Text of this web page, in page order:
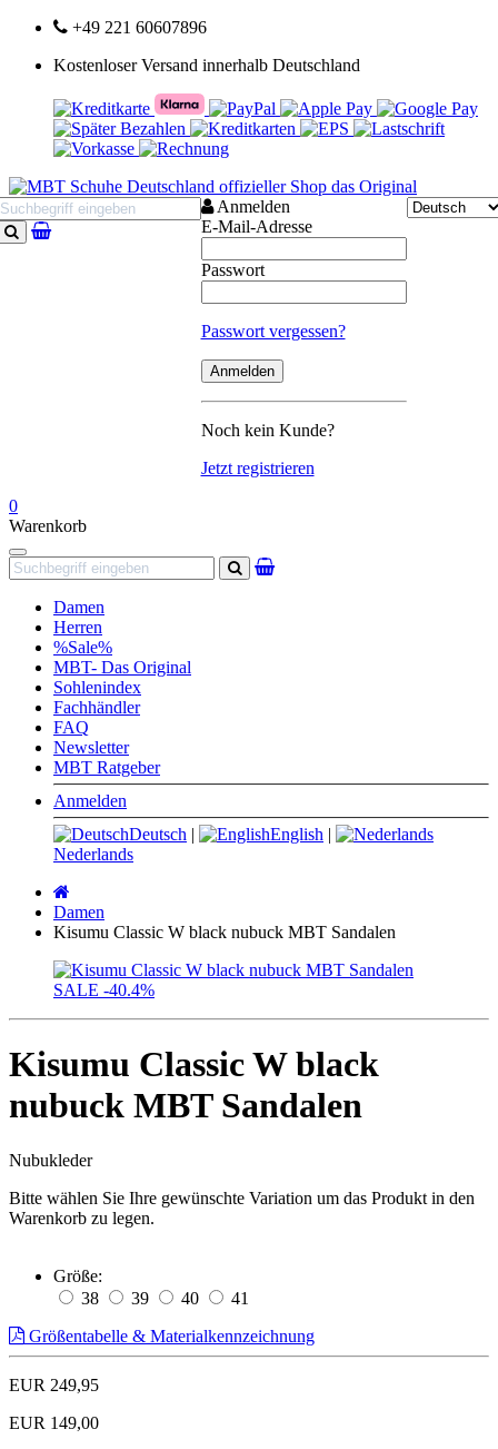
+49 221 60607896
Kostenloser Versand innerhalb Deutschland
Suchen
Anmelden
E-Mail-Adresse
Passwort
Passwort vergessen?
Noch kein Kunde?
Jetzt registrieren
0
Warenkorb
Navigation
Suchen
Damen
Herren
%Sale%
MBT- Das Original
Sohlenindex
Fachhändler
FAQ
Newsletter
MBT Ratgeber
Anmelden
Deutsch | English |
Nederlands
Damen
Kisumu Classic W black nubuck MBT Sandalen
SALE -40.4%
Kisumu Classic W black
nubuck MBT Sandalen
Nubukleder
Bitte wählen Sie Ihre gewünschte Variation um das Produkt in den
Warenkorb zu legen.
Größe:
38
39 40
41
Größentabelle & Materialkennzeichnung
EUR 249,95
EUR 149,00